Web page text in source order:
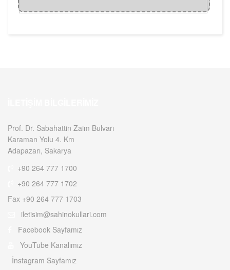
Prof. Dr. Sabahattin Zaim Bulvarı
Karaman Yolu 4. Km
Adapazarı, Sakarya
+90 264 777 1700
+90 264 777 1702
Fax +90 264 777 1703
iletisim@sahinokullari.com
Facebook Sayfamız
YouTube Kanalımız
İnstagram Sayfamız